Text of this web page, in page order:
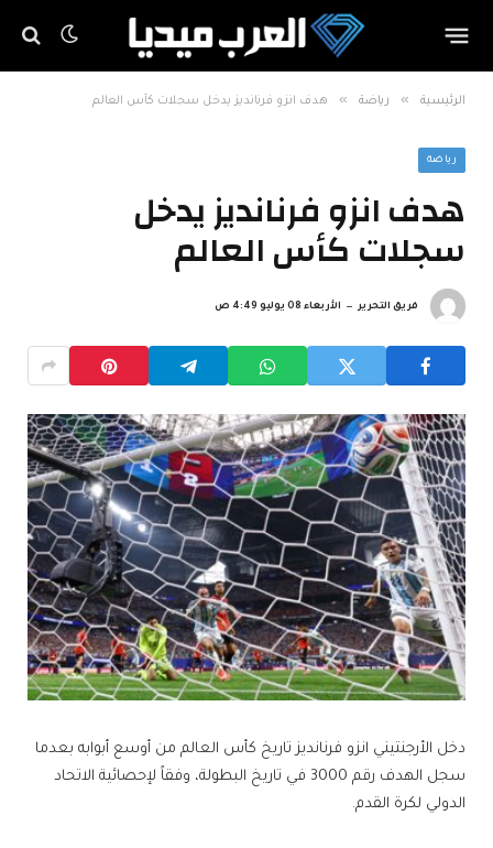
الرئيسية » رياضة » هدف انزو فرنانديز يدخل سجلات كأس العالم
رياضة
هدف انزو فرنانديز يدخل
سجلات كأس العالم
فريق التحرير الأربعاء 08 يوليو 4:49 ص
دخل ​الأرجنتين​ي ​انزو فرنانديز​ تاريخ كأس العالم من أوسع أبوابه بعدما
سجل الهدف رقم 3000 في تاريخ البطولة، وفقاً لإحصائية الاتحاد
الدولي لكرة القدم.